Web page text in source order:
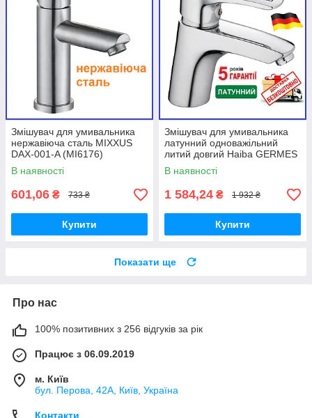
Змішувач для умивальника
нержавіюча сталь MIXXUS
DAX-001-A (MI6176)
В наявності
601,06 ₴ 733 ₴
Купити
Змішувач для умивальника
латунний одноважільний
литий довгий Haiba GERMES
001 (HB0139) Хайба Гермес
+
В наявності
1 584,24 ₴ 1 932 ₴
Купити
Показати ще
Про нас
100% позитивних з 256 відгуків за рік
Працює з 06.09.2019
м. Київ
бул. Перова, 42А, Київ, Україна
Контакти